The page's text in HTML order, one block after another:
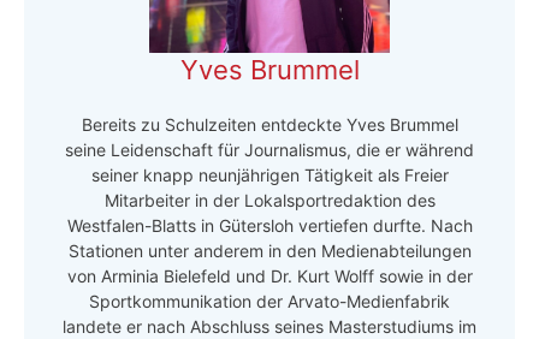
Yves Brummel
Bereits zu Schulzeiten entdeckte Yves Brummel
seine Leidenschaft für Journalismus, die er während
seiner knapp neunjährigen Tätigkeit als Freier
Mitarbeiter in der Lokalsportredaktion des
Westfalen-Blatts in Gütersloh vertiefen durfte. Nach
Stationen unter anderem in den Medienabteilungen
von Arminia Bielefeld und Dr. Kurt Wolff sowie in der
Sportkommunikation der Arvato-Medienfabrik
landete er nach Abschluss seines Masterstudiums im